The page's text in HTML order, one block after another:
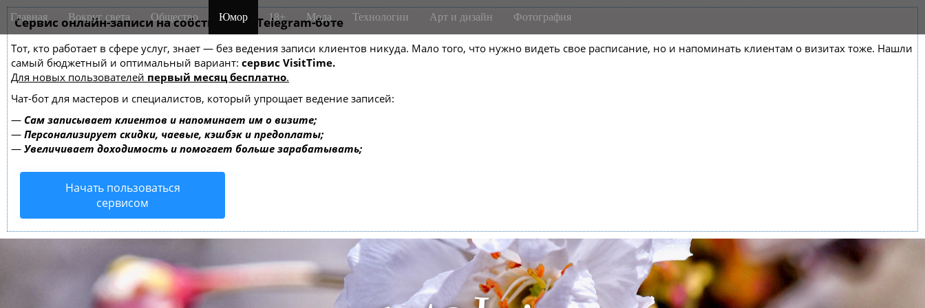
Сервис онлайн-записи на собственном Telegram-боте
Тот, кто работает в сфере услуг, знает — без ведения записи клиентов никуда. Мало того, что нужно видеть свое расписание, но и напоминать клиентам о визитах тоже. Нашли
самый бюджетный и оптимальный вариант: сервис VisitTime.
Для новых пользователей первый месяц бесплатно.
Чат-бот для мастеров и специалистов, который упрощает ведение записей:
— Сам записывает клиентов и напоминает им о визите;
— Персонализирует скидки, чаевые, кэшбэк и предоплаты;
— Увеличивает доходимость и помогает больше зарабатывать;
Начать пользоваться
сервисом
M
a
n
m
e
n
u
i
Главная Вокруг света Общество Юмор 18+ Мода Технологии Арт и дизайн Фотография